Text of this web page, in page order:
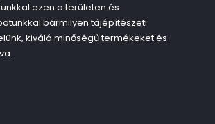
ezen a területen és
bármilyen tájépítészeti
kiváló minőségű termékeket és